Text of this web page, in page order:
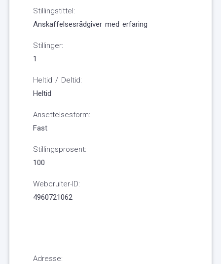
Stillingstittel:
Anskaffelsesrådgiver med erfaring
Stillinger:
1
Heltid / Deltid:
Heltid
Ansettelsesform:
Fast
Stillingsprosent:
100
Webcruiter-ID:
4960721062
Adresse: